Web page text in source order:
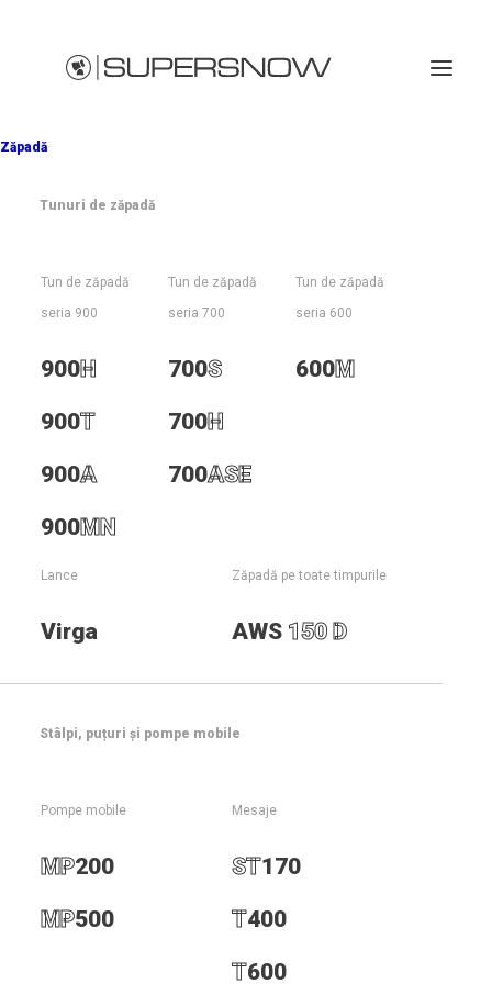
Zăpadă
Tunuri de zăpadă
Tun de zăpadă
seria 900
900H
900T
900A
900MN
Tun de zăpadă
seria 700
700S
700H
700ASE
Tun de zăpadă
seria 600
600M
Lance
Virga
Zăpadă pe toate timpurile
AWS 150 D
Stâlpi, puțuri și pompe mobile
Pompe mobile
MP200
MP500
Mesaje
ST170
T400
T600
Energie minimă, performanță maximă